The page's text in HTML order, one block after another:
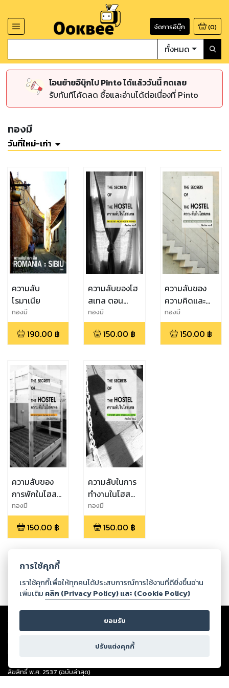
จัดการอีบุ๊ก (0)
ทั้งหมด
โอนย้ายอีบุ๊กไป Pinto ได้แล้ววันนี้ กดเลย
รับทันทีโค้ดลด ซื้อและอ่านได้ต่อเนื่องที่ Pinto
ทองมี
วันที่ใหม่-เก่า
ความลับ
โรมาเนีย
ทองมี
190.00 ฿
ความลับของโฮ
สเทล ตอน
ความลับของ
ธุรกิจโฮสเทล
ทองมี
150.00 ฿
ความลับของ
ความคิดและ
ความรู้สึก
ทองมี
150.00 ฿
ความลับของ
การพักในโฮส
เทล
ทองมี
150.00 ฿
ความลับในการ
ทำงานในโฮส
เทล
ทองมี
150.00 ฿
Copyright ©2026Storylog Co., Ltd. - สตอรี่ล็อกขอสงวนสิทธิ์ไม่รับผิดชอบ
ต่อผลงานหรือเนื้อหาใดที่อัปโหลดผ่านเว็บไซต์และปรากฏว่าละเมิดสิทธิใน
ทรัพย์สินทางปัญญาของบุคคลอื่นหรือขัดต่อกฎหมายและศีลธรรม ดังนั้น ผู้อ่าน
ทุกท่านโปรดใช้วิจารณญาณในการกลั่นกรองด้วยตนเอง และหากท่านพบว่าส่วน
หนึ่งส่วนใดขัดต่อกฎหมายและศีลธรรม กรุณาแจ้งมายังบริษัท เพื่อทีมงานจะได้
ดำเนินการในทันที ทั้งนี้ ทางสตอรี่ล็อกขอสงวนลิขสิทธิ์ตามพระราชบัญญัติ
ลิขสิทธิ์ พ.ศ. 2537 (ฉบับล่าสุด)
การใช้คุกกี้
เราใช้คุกกี้เพื่อให้ทุกคนได้ประสบการณ์การใช้งานที่ดียิ่งขึ้นอ่าน
เพิ่มเติม คลิก (Privacy Policy) และ (Cookie Policy)
ยอมรับ
ปรับแต่งคุกกี้